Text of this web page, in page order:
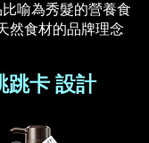
喻為秀髮的營養食
然食材的品牌理念
跳卡 設計